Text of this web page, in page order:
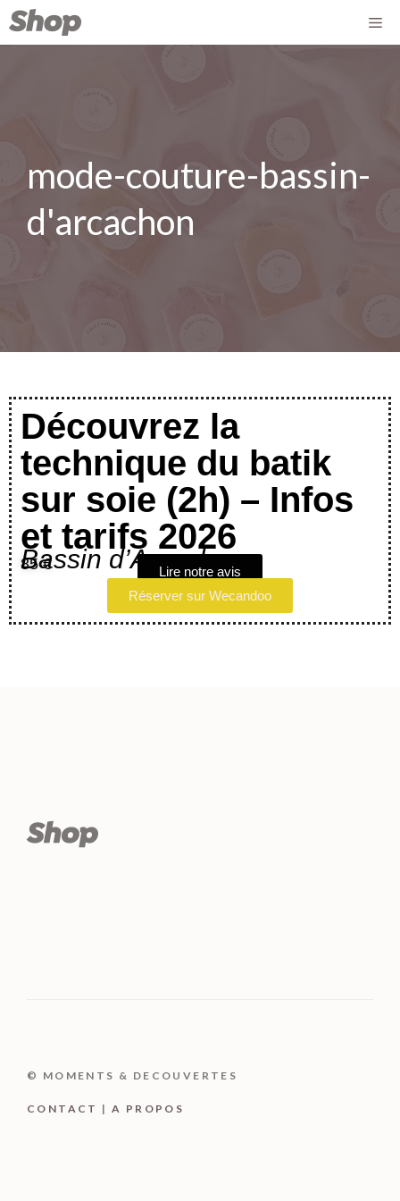
mode-couture-bassin-
d'arcachon
Découvrez la
technique du batik
sur soie (2h) – Infos
et tarifs 2026
Bassin d’Arcachon
85 €
Lire notre avis
Réserver sur Wecandoo
© MOMENTS & DECOUVERTES
CONTACT |A PROPOS